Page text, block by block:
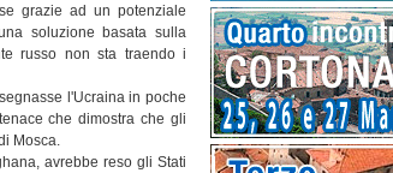
grazie ad un potenziale
soluzione basata sulla
russo non sta traendo i
l'Ucraina in poche
che dimostra che gli
Mosca.
avrebbe reso gli Stati